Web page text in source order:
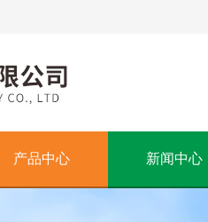
产品中心 新闻中心